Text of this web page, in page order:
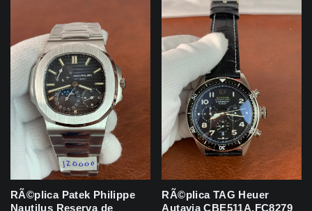
RÃ©plica Patek Philippe
Nautilus Reserva de
RÃ©plica TAG Heuer
Autavia CBE511A.FC8279